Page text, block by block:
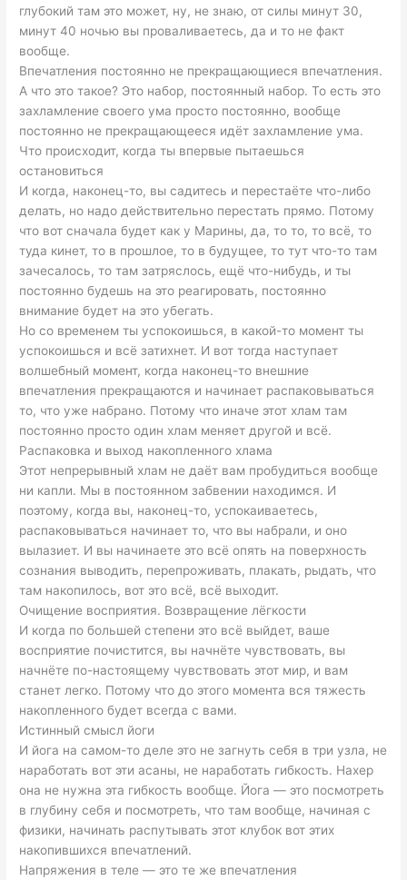
глубокий там это может, ну, не знаю, от силы минут 30,
минут 40 ночью вы проваливаетесь, да и то не факт
вообще.
Впечатления постоянно не прекращающиеся впечатления.
А что это такое? Это набор, постоянный набор. То есть это
захламление своего ума просто постоянно, вообще
постоянно не прекращающееся идёт захламление ума.
Что происходит, когда ты впервые пытаешься
остановиться
И когда, наконец-то, вы садитесь и перестаёте что-либо
делать, но надо действительно перестать прямо. Потому
что вот сначала будет как у Марины, да, то то, то всё, то
туда кинет, то в прошлое, то в будущее, то тут что-то там
зачесалось, то там затряслось, ещё что-нибудь, и ты
постоянно будешь на это реагировать, постоянно
внимание будет на это убегать.
Но со временем ты успокоишься, в какой-то момент ты
успокоишься и всё затихнет. И вот тогда наступает
волшебный момент, когда наконец-то внешние
впечатления прекращаются и начинает распаковываться
то, что уже набрано. Потому что иначе этот хлам там
постоянно просто один хлам меняет другой и всё.
Распаковка и выход накопленного хлама
Этот непрерывный хлам не даёт вам пробудиться вообще
ни капли. Мы в постоянном забвении находимся. И
поэтому, когда вы, наконец-то, успокаиваетесь,
распаковываться начинает то, что вы набрали, и оно
вылазиет. И вы начинаете это всё опять на поверхность
сознания выводить, перепроживать, плакать, рыдать, что
там накопилось, вот это всё, всё выходит.
Очищение восприятия. Возвращение лёгкости
И когда по большей степени это всё выйдет, ваше
восприятие почистится, вы начнёте чувствовать, вы
начнёте по-настоящему чувствовать этот мир, и вам
станет легко. Потому что до этого момента вся тяжесть
накопленного будет всегда с вами.
Истинный смысл йоги
И йога на самом-то деле это не загнуть себя в три узла, не
наработать вот эти асаны, не наработать гибкость. Нахер
она не нужна эта гибкость вообще. Йога — это посмотреть
в глубину себя и посмотреть, что там вообще, начиная с
физики, начинать распутывать этот клубок вот этих
накопившихся впечатлений.
Напряжения в теле — это те же впечатления